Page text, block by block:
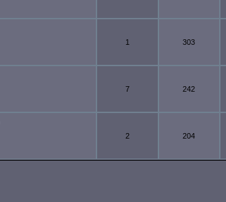
1
303
7
242
2
204